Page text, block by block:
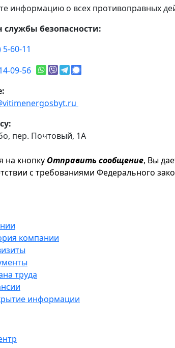
информацию о всех противоправных
службы безопасности:
60-11
09-56
пер. Почтовый, 1А
на кнопку Отправить сообщение, Вы
с требованиями Федерального
компании
труда
информации